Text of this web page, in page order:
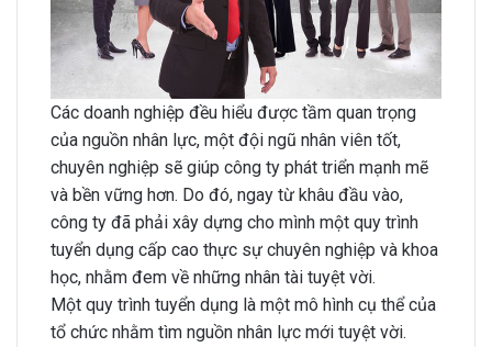
Các doanh nghiệp đều hiểu được tầm quan trọng
của nguồn nhân lực, một đội ngũ nhân viên tốt,
chuyên nghiệp sẽ giúp công ty phát triển mạnh mẽ
và bền vững hơn. Do đó, ngay từ khâu đầu vào,
công ty đã phải xây dựng cho mình một quy trình
tuyển dụng cấp cao thực sự chuyên nghiệp và khoa
học, nhằm đem về những nhân tài tuyệt vời.
Một quy trình tuyển dụng là một mô hình cụ thể của
tổ chức nhằm tìm nguồn nhân lực mới tuyệt vời.